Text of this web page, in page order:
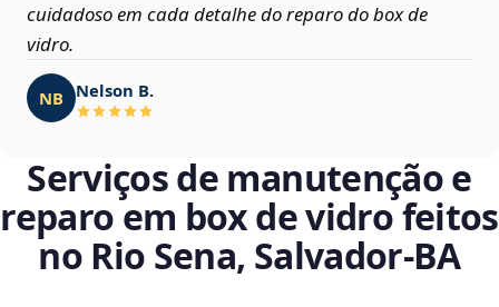
cuidadoso em cada detalhe do reparo do box de
vidro.
NB Nelson B.
Serviços de manutenção e
reparo em box de vidro feitos
no Rio Sena, Salvador‑BA